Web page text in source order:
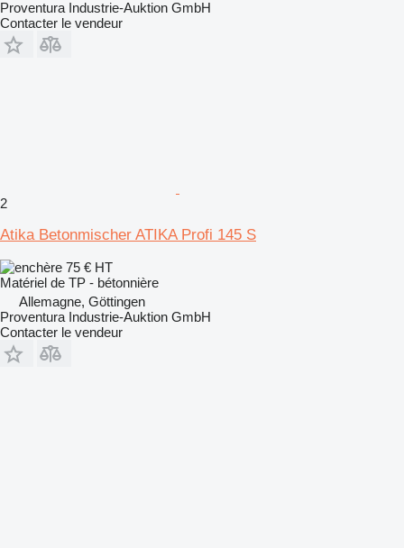
Proventura Industrie-Auktion GmbH
Contacter le vendeur
2
Atika Betonmischer ATIKA Profi 145 S
75 € HT
Matériel de TP - bétonnière
Allemagne, Göttingen
Proventura Industrie-Auktion GmbH
Contacter le vendeur